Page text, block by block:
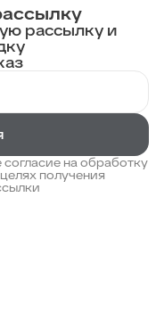
рассылку и
на обработку
получения